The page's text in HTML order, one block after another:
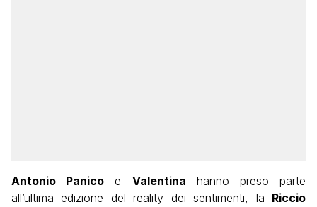
Antonio Panico e Valentina hanno preso parte
all’ultima edizione del reality dei sentimenti, la Riccio